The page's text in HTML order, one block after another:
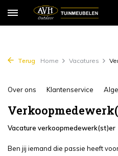
Terug Home Vacatures
Over ons Klantenservice
Vacature verkoopmedewerk(st)er
Ben jij iemand die passie heeft